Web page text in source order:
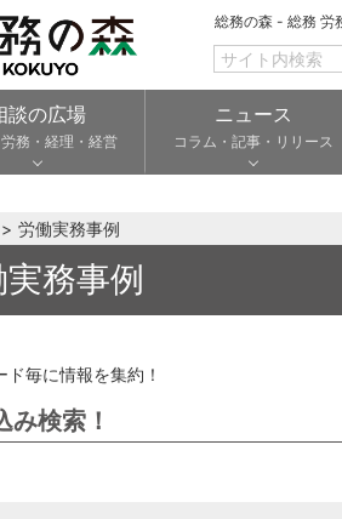
総務の森 - 総務 労
談の広場
務・経理・経営
ニュース
コラム・記事・リリース
労働実務事例
務事例
ド毎に情報を集約！
み検索！